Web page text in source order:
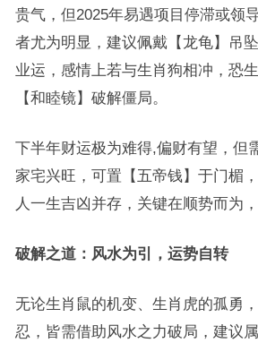
贵气，但2025年易遇项目停滞或领
者尤为明显，建议佩戴【龙龟】吊
业运，感情上若与生肖狗相冲，恐
【和睦镜】破解僵局。
下半年财运极为难得,偏财有望，但
家宅兴旺，可置【五帝钱】于门楣
人一生吉凶并存，关键在顺势而为
破解之道：风水为引，运势自转
无论生肖鼠的机变、生肖虎的孤勇
忍，皆需借助风水之力破局，建议